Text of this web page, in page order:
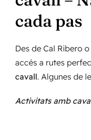
cada pas
Des de Cal Ribero
accés a rutes
cavall. Algunes de
Activitats amb